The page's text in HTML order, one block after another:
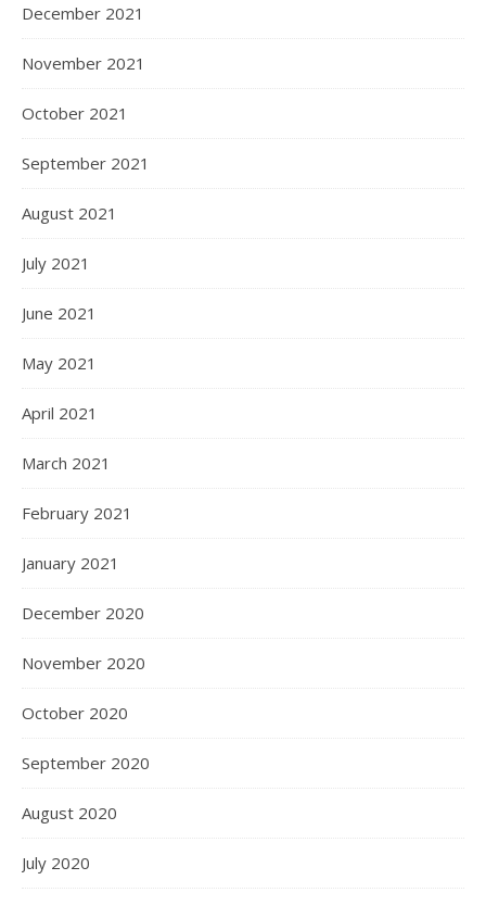
December 2021
November 2021
October 2021
September 2021
August 2021
July 2021
June 2021
May 2021
April 2021
March 2021
February 2021
January 2021
December 2020
November 2020
October 2020
September 2020
August 2020
July 2020